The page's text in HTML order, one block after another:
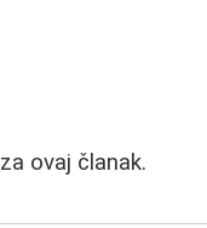
ovaj članak.